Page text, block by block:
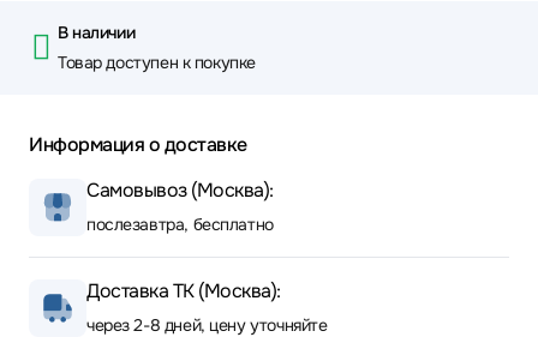
В наличии
Товар доступен к покупке
Информация о доставке
Самовывоз (Москва):
послезавтра, бесплатно
Доставка ТК (Москва):
через 2-8 дней, цену уточняйте